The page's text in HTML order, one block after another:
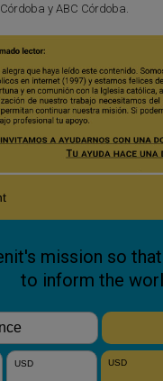
Córdoba y ABC Córdoba.